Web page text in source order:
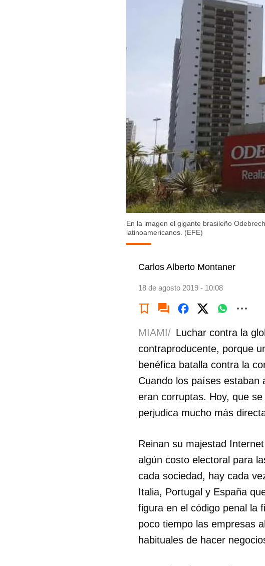
En la imagen el gigante brasileño
latinoamericanos. (EFE)
Carlos Alberto Montaner
18 de agosto 2019 - 10:08
MIAMI/ Luchar contra la
contraproducente, porque
benéfica batalla contra la
Cuando los países estaban
eran corruptas. Hoy, que
perjudica mucho más
Reinan su majestad
algún costo electoral para
cada sociedad, hay cada
Italia, Portugal y España
figura en el código penal la
poco tiempo las empresas
habituales de hacer